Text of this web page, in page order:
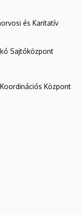
és Karitatív
Sajtóközpont
Központ